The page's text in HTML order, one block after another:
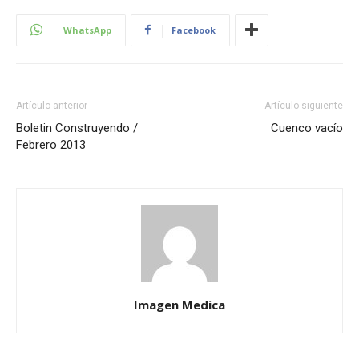
WhatsApp Facebook
Artículo anterior
Boletin Construyendo /
Febrero 2013
Artículo siguiente
Cuenco vacío
Imagen Medica